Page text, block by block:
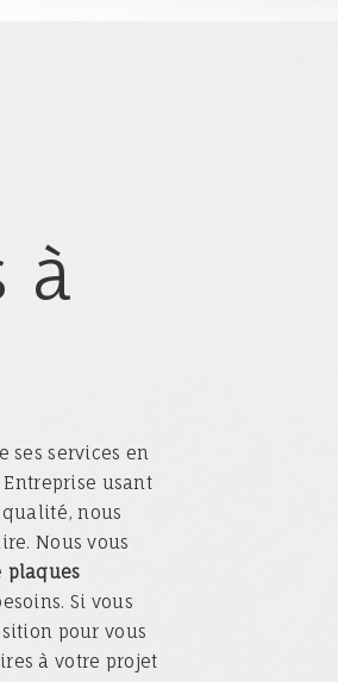
à
ses services en
Entreprise usant
qualité, nous
Nous vous
plaques
Si vous
pour vous
à votre projet